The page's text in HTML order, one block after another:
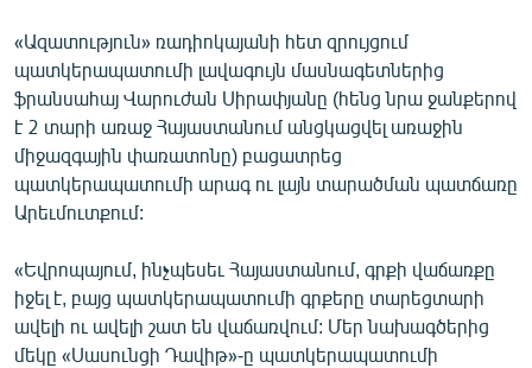
«Ազատություն» ռադիոկայանի հետ զրույցում
պատկերապատումի լավագույն մասնագետներից
ֆրանսահայ Վարուժան Սիրափյանը (հենց նրա ջանքերով
է 2 տարի առաջ Հայաստանում անցկացվել առաջին
միջազգային փառատոնը) բացատրեց
պատկերապատումի արագ ու լայն տարածման պատճառը
Արեւմուտքում:
«Եվրոպայում, ինչպեսեւ Հայաստանում, գրքի վաճառքը
իջել է, բայց պատկերապատումի գրքերը տարեցտարի
ավելի ու ավելի շատ են վաճառվում: Մեր նախագծերից
մեկը «Սասունցի Դավիթ»-ը պատկերապատումի